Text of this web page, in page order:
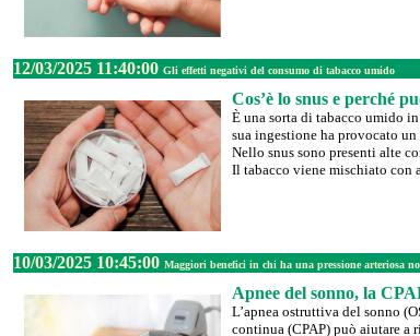
12/03/2025 11:40:00 Gli effetti negativi del consumo di tabacco umido
Cos’è lo snus e perché
È una sorta di tabacco umido
sua ingestione ha provocato
Nello snus sono presenti alte
Il tabacco viene mischiato con
10/03/2025 10:45:00 Maggiori benefici in chi ha una pressione arteriosa
Apnee del sonno, la
L’apnea ostruttiva del sonno
continua (CPAP) può aiutare a